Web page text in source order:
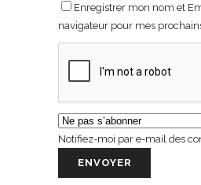
Enregistrer mon nom et
navigateur pour mes
Notifiez-moi par e-mail des